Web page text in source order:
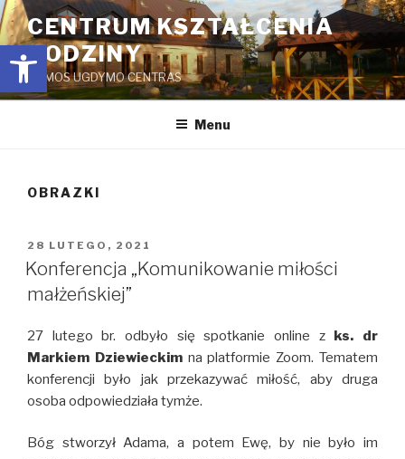
Open toolbar
Przejdź
do
treści
CENTRUM KSZTAŁCENIA
RODZINY
ŠEIMOS UGDYMO CENTRAS
Menu
OBRAZKI
OPUBLIKOWANE
W
28 LUTEGO, 2021
Konferencja „Komunikowanie miłości
małżeńskiej”
27 lutego br. odbyło się spotkanie online z ks. dr
Markiem Dziewieckimna platformie Zoom. Tematem
konferencji było jak przekazywać miłość, aby druga
osoba odpowiedziała tymże.
Bóg stworzył Adama, a potem Ewę, by nie było im